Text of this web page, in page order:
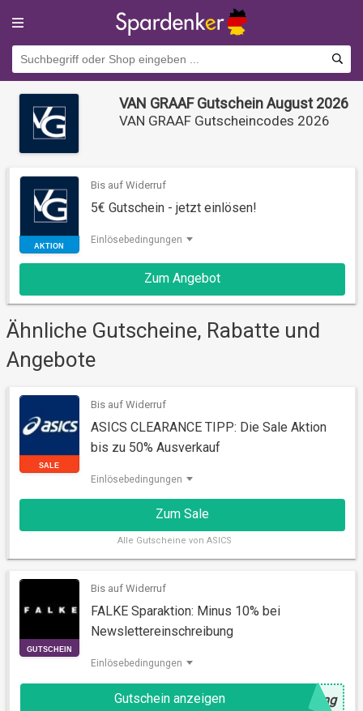
VAN GRAAF Gutschein August 2026
VAN GRAAF Gutscheincodes 2026
Bis auf Widerruf
5€ Gutschein - jetzt einlösen!
Einlösebedingungen
Zum Angebot
Ähnliche Gutscheine, Rabatte und
Angebote
Bis auf Widerruf
ASICS CLEARANCE TIPP: Die Sale Aktion
bis zu 50% Ausverkauf
Einlösebedingungen
Zum Sale
Alle Gutscheine von ASICS
Bis auf Widerruf
FALKE Sparaktion: Minus 10% bei
Newslettereinschreibung
Einlösebedingungen
Gutschein anzeigen @ ung